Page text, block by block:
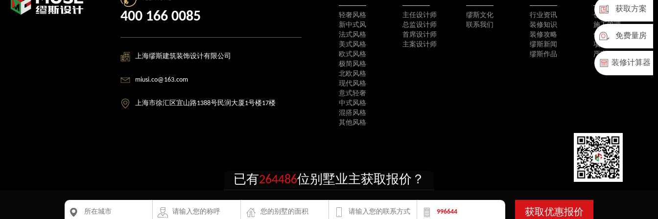
获取方案
免费量房
装修计算器
已有 264486位别墅业主获取报价？
获取优惠报价
400 166 0085
上海缪斯建筑装饰设计有限公司
miusi.co@163.com
上海市徐汇区宜山路1388号民润大厦1号楼17楼
轻奢风格
新中式风
法式风格
美式风格
欧式风格
极简风格
北欧风格
现代风格
意式轻奢
中式风格
混搭风格
其他风格
主任设计师
总监设计师
首席设计师
主案设计师
缪斯文化
联系我们
行业资讯
装修知识
装修攻略
缪斯新闻
缪斯作品
创新工艺
施工管理
优质选材
项目团队
严密验收
上海市徐汇区宜山路1388号民润大厦1号楼17楼